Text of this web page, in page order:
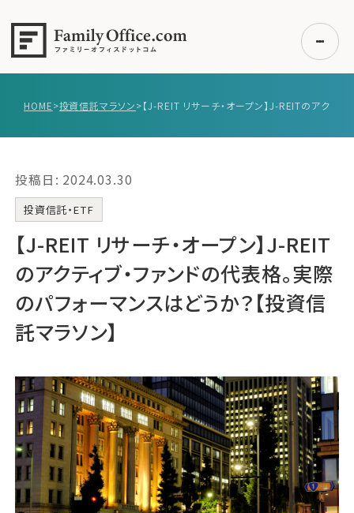
事例紹介
エキスパート一覧
無料講座
コラム
利用者の声
無料ご相談
運営会社
ファミリーオフィスとは
関連書籍
メールマガジン登録
よくある質問
HOME>投資信託マラソン>
投稿日: 2024.03.30
投資信託・ETF
【J-REIT リサーチ・オープン】J-REIT
のアクティブ・ファンドの代表格。実際
のパフォーマンスはどうか？【投資信
託マラソン】